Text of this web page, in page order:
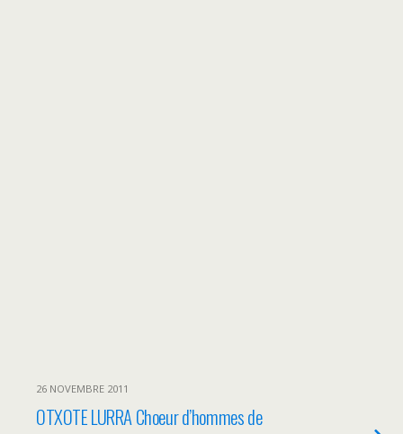
26 NOVEMBRE 2011
OTXOTE LURRA Choeur d’hommes de